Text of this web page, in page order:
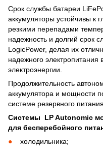
Срок службы батареи
аккумуляторы устойчивы к
резкими перепадами
надежность и долгий срок
LogicPower, делая их
надежного электропитания
электроэнергии.
Продолжительность
аккумулятора и мощности
системе резервного
Системы LP Autonomic
для бесперебойного
холодильника;